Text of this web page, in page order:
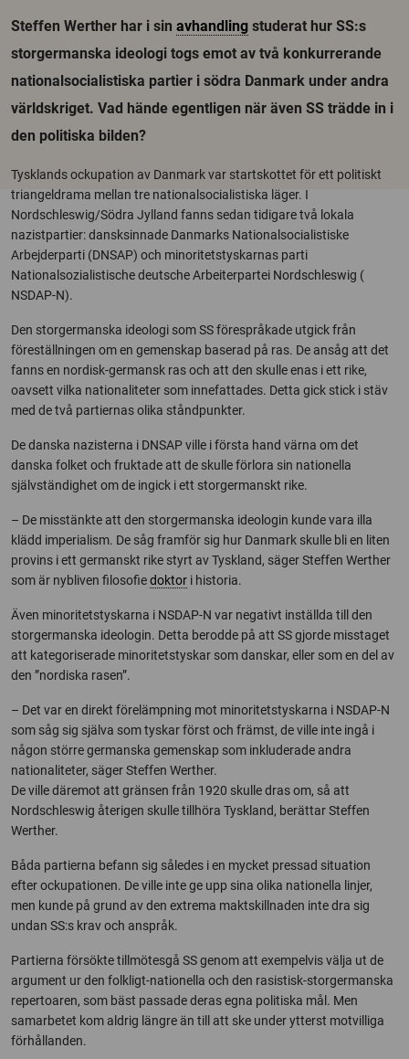
Steffen Werther har i sin avhandling studerat hur SS:s
storgermanska ideologi togs emot av två konkurrerande
nationalsocialistiska partier i södra Danmark under andra
världskriget. Vad hände egentligen när även SS trädde in i
den politiska bilden?
Tysklands ockupation av Danmark var startskottet för ett politiskt
triangeldrama mellan tre nationalsocialistiska läger. I
Nordschleswig/Södra Jylland fanns sedan tidigare två lokala
nazistpartier: dansksinnade Danmarks Nationalsocialistiske
Arbejderparti (DNSAP) och minoritetstyskarnas parti
Nationalsozialistische deutsche Arbeiterpartei Nordschleswig (
NSDAP-N).
Den storgermanska ideologi som SS förespråkade utgick från
föreställningen om en gemenskap baserad på ras. De ansåg att det
fanns en nordisk-germansk ras och att den skulle enas i ett rike,
oavsett vilka nationaliteter som innefattades. Detta gick stick i stäv
med de två partiernas olika ståndpunkter.
De danska nazisterna i DNSAP ville i första hand värna om det
danska folket och fruktade att de skulle förlora sin nationella
självständighet om de ingick i ett storgermanskt rike.
– De misstänkte att den storgermanska ideologin kunde vara illa
klädd imperialism. De såg framför sig hur Danmark skulle bli en liten
provins i ett germanskt rike styrt av Tyskland, säger Steffen Werther
som är nybliven filosofiedoktor i historia.
Även minoritetstyskarna i NSDAP-N var negativt inställda till den
storgermanska ideologin. Detta berodde på att SS gjorde misstaget
att kategoriserade minoritetstyskar som danskar, eller som en del av
den ”nordiska rasen”.
– Det var en direkt förelämpning mot minoritetstyskarna i NSDAP-N
som såg sig själva som tyskar först och främst, de ville inte ingå i
någon större germanska gemenskap som inkluderade andra
nationaliteter, säger Steffen Werther.
De ville däremot att gränsen från 1920 skulle dras om, så att
Nordschleswig återigen skulle tillhöra Tyskland, berättar Steffen
Werther.
Båda partierna befann sig således i en mycket pressad situation
efter ockupationen. De ville inte ge upp sina olika nationella linjer,
men kunde på grund av den extrema maktskillnaden inte dra sig
undan SS:s krav och anspråk.
Partierna försökte tillmötesgå SS genom att exempelvis välja ut de
argument ur den folkligt-nationella och den rasistisk-storgermanska
repertoaren, som bäst passade deras egna politiska mål. Men
samarbetet kom aldrig längre än till att ske under ytterst motvilliga
förhållanden.